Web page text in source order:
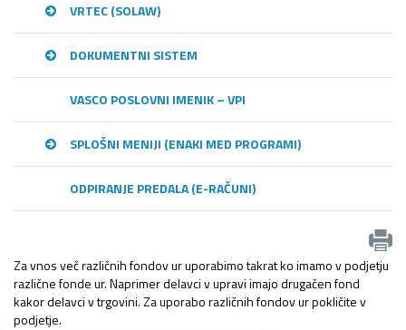
VRTEC (SOLAW)
DOKUMENTNI SISTEM
VASCO POSLOVNI IMENIK – VPI
SPLOŠNI MENIJI (ENAKI MED PROGRAMI)
ODPIRANJE PREDALA (E-RAČUNI)
Za vnos več različnih fondov ur uporabimo takrat ko imamo v podjetju
različne fonde ur. Naprimer delavci v upravi imajo drugačen fond
kakor delavci v trgovini. Za uporabo različnih fondov ur pokličite v
podjetje.